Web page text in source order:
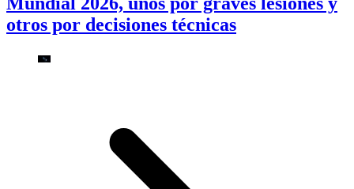
otros por decisiones técnicas